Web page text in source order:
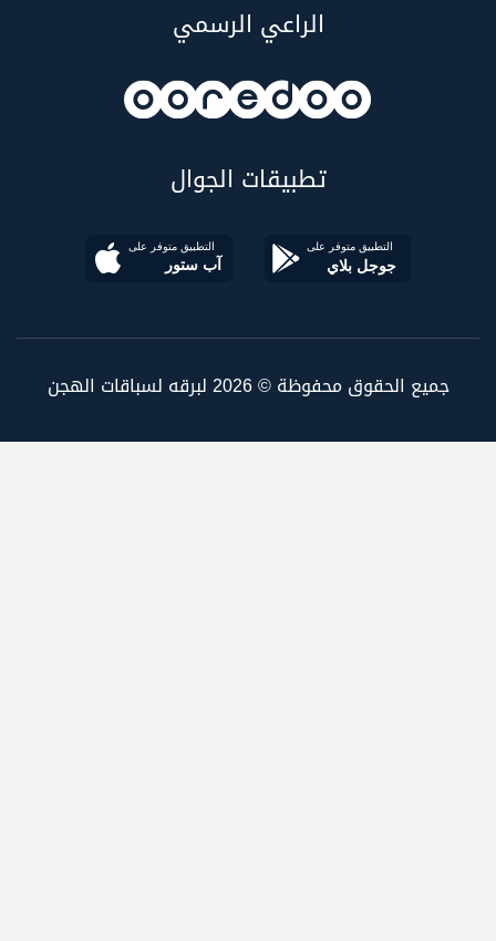
الراعي الرسمي
تطبيقات الجوال
جميع الحقوق محفوظة © 2026 لبرقه لسباقات الهجن